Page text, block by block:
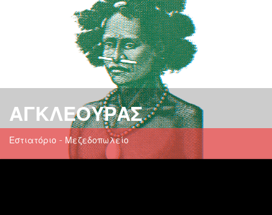
ΟΡΕΚΤΙΚΑ ΣΑΛΑΤΕΣ ΠΙΑΤΑ
ΤΟΠΟΘΕΣΙΑ
ΑΓΚΛΕΟΥΡΑΣ
Εστιατόριο - Μεζεδοπωλείο